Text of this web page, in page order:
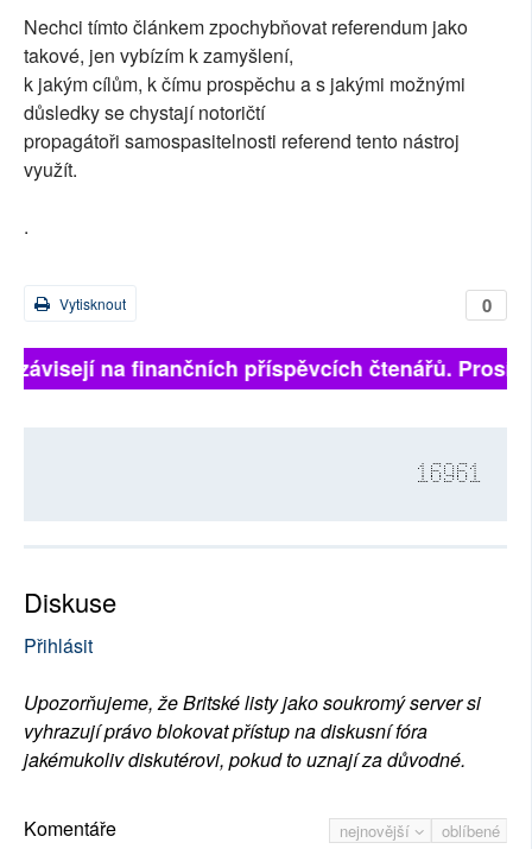
Nechci tímto článkem zpochybňovat referendum jako
takové, jen vybízím k zamyšlení,
k jakým cílům, k čímu prospěchu a s jakými možnými
důsledky se chystají notoričtí
propagátoři samospasitelnosti referend tento nástroj
využít.
.
0
Vytisknout
na finančních příspěvcích čtenářů.
16961
Diskuse
Přihlásit
Upozorňujeme, že Britské listy jako soukromý server si
vyhrazují právo blokovat přístup na diskusní fóra
jakémukoliv diskutérovi, pokud to uznají za důvodné.
nejnovější oblíbené
Komentáře